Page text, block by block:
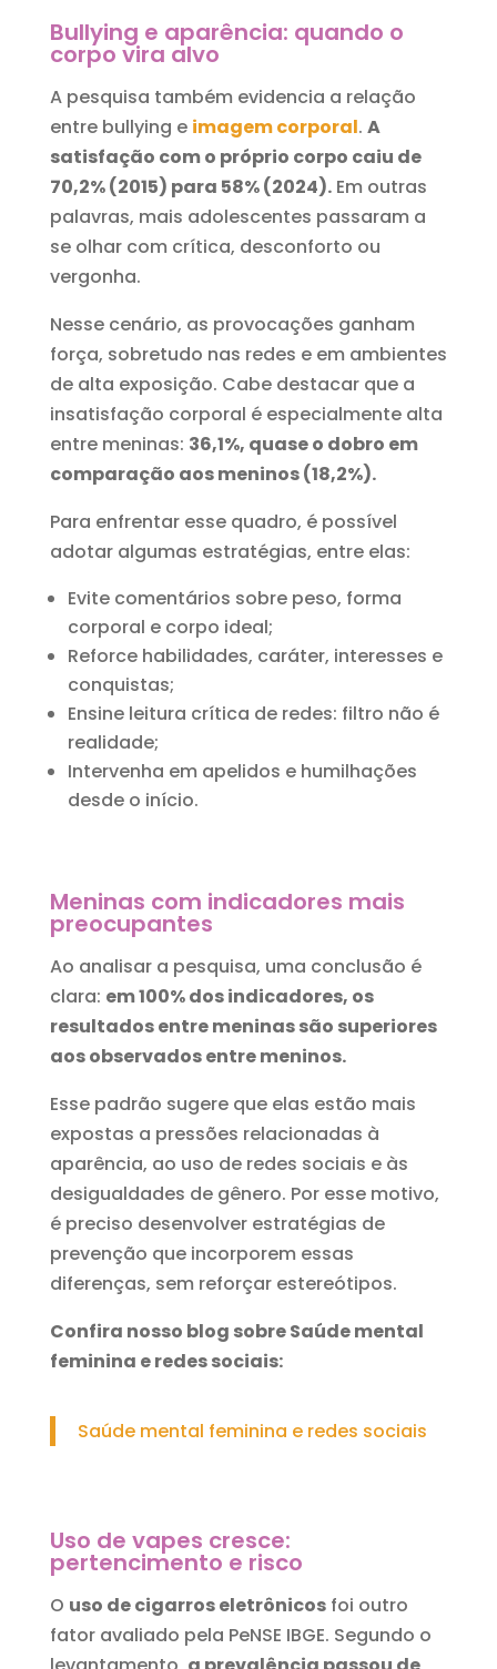
Bullying e aparência: quando o
corpo vira alvo
A pesquisa também evidencia a relação
entre bullying e imagem corporal. A
satisfação com o próprio corpo caiu de
70,2% (2015) para 58% (2024).Em outras
palavras, mais adolescentes passaram a
se olhar com crítica, desconforto ou
vergonha.
Nesse cenário, as provocações ganham
força, sobretudo nas redes e em ambientes
de alta exposição. Cabe destacar que a
insatisfação corporal é especialmente alta
entre meninas: 36,1%, quase o dobro em
comparação aos meninos (18,2%).
Para enfrentar esse quadro, é possível
adotar algumas estratégias, entre elas:
Evite comentários sobre peso, forma
corporal e corpo ideal;
Reforce habilidades, caráter, interesses e
conquistas;
Ensine leitura crítica de redes: filtro não é
realidade;
Intervenha em apelidos e humilhações
desde o início.
Meninas com indicadores mais
preocupantes
Ao analisar a pesquisa, uma conclusão é
clara: em 100% dos indicadores, os
resultados entre meninas são superiores
aos observados entre meninos.
Esse padrão sugere que elas estão mais
expostas a pressões relacionadas à
aparência, ao uso de redes sociais e às
desigualdades de gênero. Por esse motivo,
é preciso desenvolver estratégias de
prevenção que incorporem essas
diferenças, sem reforçar estereótipos.
Confira nosso blog sobre Saúde mental
feminina e redes sociais:
Saúde mental feminina e redes sociais
Uso de vapes cresce:
pertencimento e risco
O uso de cigarros eletrônicosfoi outro
fator avaliado pela PeNSE IBGE. Segundo o